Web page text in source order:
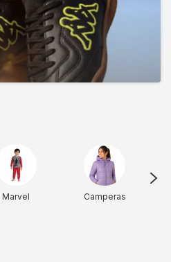
Marvel Camperas